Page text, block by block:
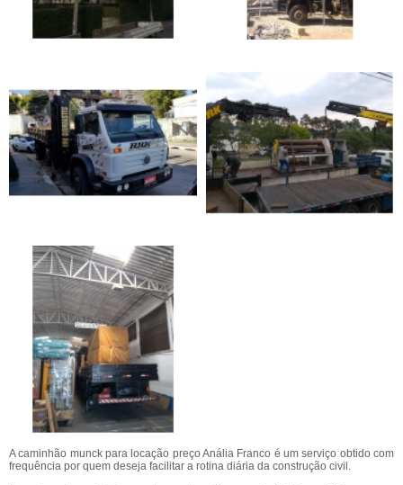
A caminhão munck para locação preço Anália Franco é um serviço obtido com
frequência por quem deseja facilitar a rotina diária da construção civil.